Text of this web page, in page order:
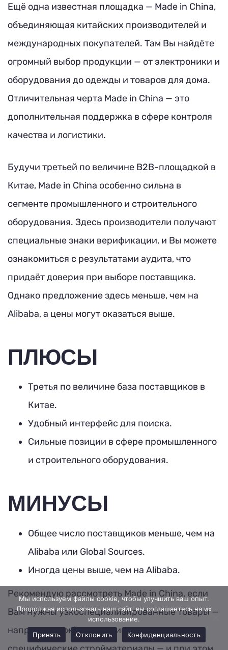
Ещё одна известная площадка — Made in China,
объединяющая китайских производителей и
международных покупателей. Там Вы найдёте
огромный выбор продукции — от электроники и
оборудования до одежды и товаров для дома.
Отличительная черта Made in China — это
дополнительная поддержка в сфере контроля
качества и логистики.
Будучи третьей по величине B2B-площадкой в
Китае, Made in China особенно сильна в
сегменте промышленного и строительного
оборудования. Здесь производители получают
специальные знаки верификации, и Вы можете
ознакомиться с результатами аудита, что
придаёт доверия при выборе поставщика.
Однако предложение здесь меньше, чем на
Alibaba, а цены могут оказаться выше.
ПЛЮСЫ
Третья по величине база поставщиков в
Китае.
Удобный интерфейс для поиска.
Сильные позиции в сфере промышленного
и строительного оборудования.
МИНУСЫ
Общее число поставщиков меньше, чем на
Alibaba или Global Sources.
Иногда цены выше, чем на Alibaba.
Рекомендую рассмотреть Made in China, если
Вам нужны узкоспециализированные товары —
например, тяжёлая техника или
Мы используем файлы cookie, чтобы улучшить ваш опыт.
Продолжая использовать наш сайт, вы соглашаетесь на их
использование.
Принять
Отклонить Конфиденциальность